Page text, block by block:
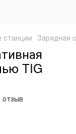
станции Зарядная
TIG
отзыв